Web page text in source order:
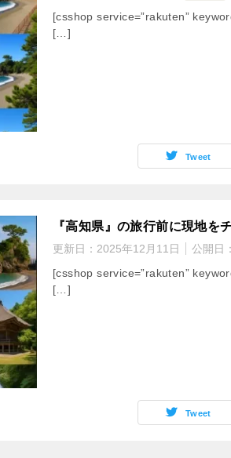
[csshop service=”rakuten”
[…]
Tweet
『高知県』の旅行前に現地を
更新日： 2025年12月11日 公開日：
[csshop service=”rakuten”
[…]
Tweet